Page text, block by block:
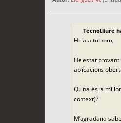
TecnoLliure
Hola a tothom,
He estat
aplicacions
Quina és la
context)?
M’agradaria